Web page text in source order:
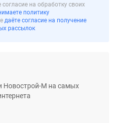
на обработку своих
политику
даёте согласие на получение
рассылок
Новострой-М на самых